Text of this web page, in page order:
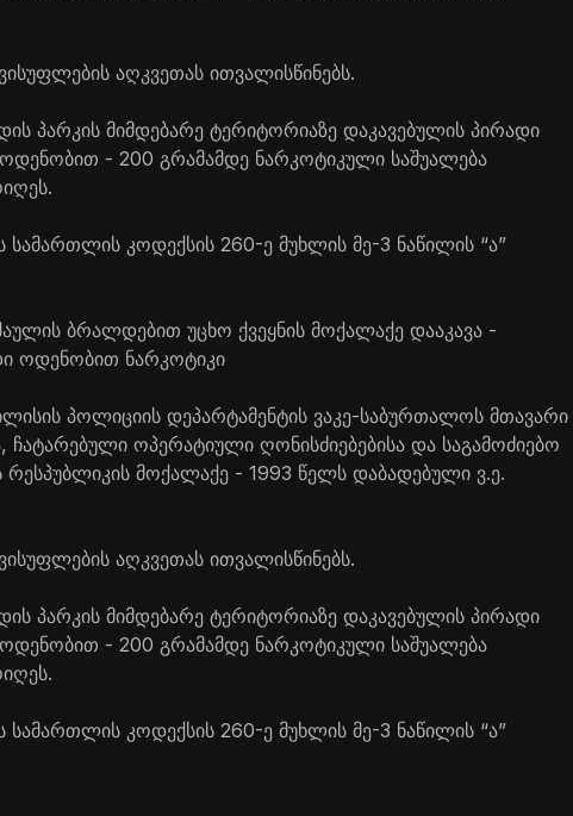
აღკვეთას ითვალისწინებს.
პარკის მიმდებარე ტერიტორიაზე დაკავებულის პირადი
- 200 გრამამდე ნარკოტიკული საშუალება
კოდექსის 260-ე მუხლის მე-3 ნაწილის “ა”
ბრალდებით უცხო ქვეყნის მოქალაქე დააკავა -
ოდენობით ნარკოტიკი
პოლიციის დეპარტამენტის ვაკე-საბურთალოს მთავარი
ოპერატიული ღონისძიებებისა და საგამოძიებო
რესპუბლიკის მოქალაქე - 1993 წელს დაბადებული ვ.ე.
აღკვეთას ითვალისწინებს.
პარკის მიმდებარე ტერიტორიაზე დაკავებულის პირადი
- 200 გრამამდე ნარკოტიკული საშუალება
კოდექსის 260-ე მუხლის მე-3 ნაწილის “ა”